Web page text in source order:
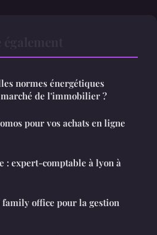
normes énergétiques
de l'immobilier ?
pour vos achats en ligne
: expert-comptable à lyon à
office pour la gestion